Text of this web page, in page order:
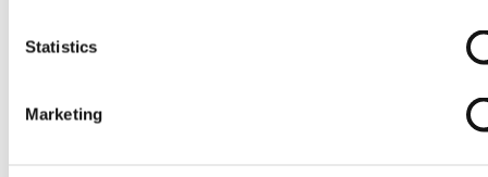
Statistics
Marketing